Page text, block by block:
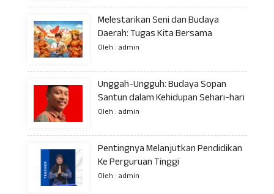
Melestarikan Seni dan Budaya
Daerah: Tugas Kita Bersama
Oleh : admin
Unggah-Ungguh: Budaya Sopan
Santun dalam Kehidupan Sehari-hari
Oleh : admin
Pentingnya Melanjutkan Pendidikan
Ke Perguruan Tinggi
Oleh : admin